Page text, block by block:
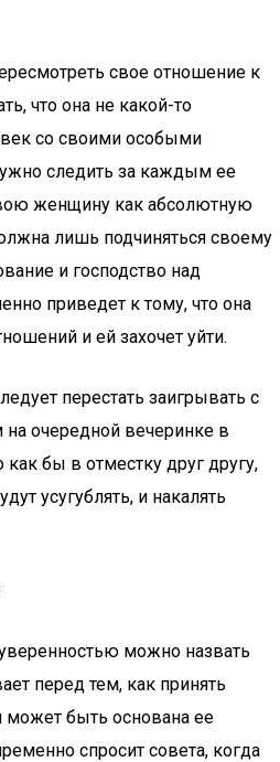
свое отношение к
что она не какой-то
со своими особыми
следить за каждым ее
женщину как абсолютную
лишь подчиняться своему
и господство над
приведет к тому, что она
и ей захочет уйти.
перестать заигрывать с
очередной вечеринке в
как бы в отместку друг другу,
усугублять, и накалять
можно назвать
перед тем, как принять
быть основана ее
спросит совета, когда